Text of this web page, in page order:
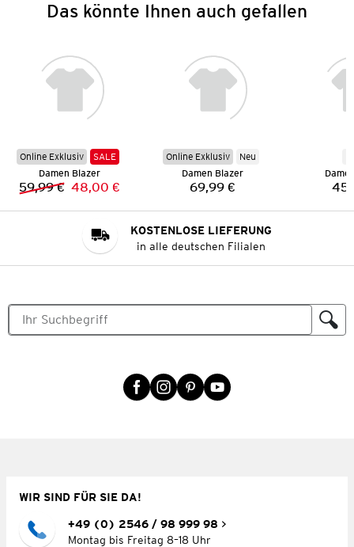
Das könnte Ihnen auch gefallen
Online Exklusiv
SALE
Damen Blazer
Vorheriger Preis:
59,99 € Neuer Preis:
48,00 €
Online Exklusiv
Neu
Damen Blazer
Preis:
69,99 €
KOSTENLOSE LIEFERUNG
in alle deutschen Filialen
WIR SIND FÜR SIE DA!
+49 (0) 2546 / 98 999 98
Montag bis Freitag 8–18 Uhr